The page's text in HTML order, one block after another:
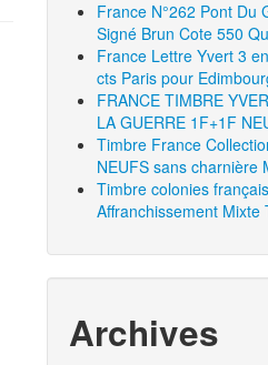
France N°262 Pont Du
Signé Brun Cote 550
France Lettre Yvert 3
cts Paris pour
FRANCE TIMBRE
LA GUERRE 1F+1F
Timbre France
NEUFS sans charnière
Timbre colonies
Affranchissement Mixte
Archives